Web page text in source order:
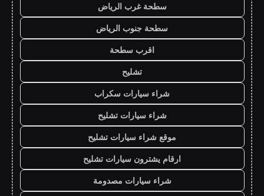
سطحة غرب الرياض
سطحة جنوب الرياض
اقرب سطحة
تشليح
شراء سيارات سكراب
شراء سيارات تشليح
موقع شراء سيارات تشليح
ارقام يشترون سيارات تشليح
شراء سيارات مصدومة